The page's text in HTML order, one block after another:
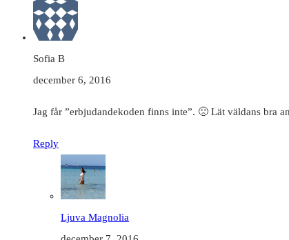
Sofia B
december 6, 2016
Jag får ”erbjudandekoden finns inte”. 🙁 Lät väldans bra
Reply
Ljuva Magnolia